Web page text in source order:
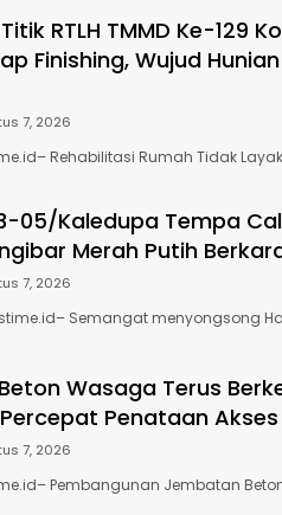
RTLH TMMD Ke-129
Finishing, Wujud
7, 2026
Rehabilitasi Rumah Tidak
05/Kaledupa Tempa
Merah Putih
7, 2026
Semangat menyongsong
Wasaga Terus
Penataan Akses
7, 2026
Pembangunan Jembatan